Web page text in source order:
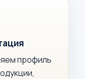
профиль